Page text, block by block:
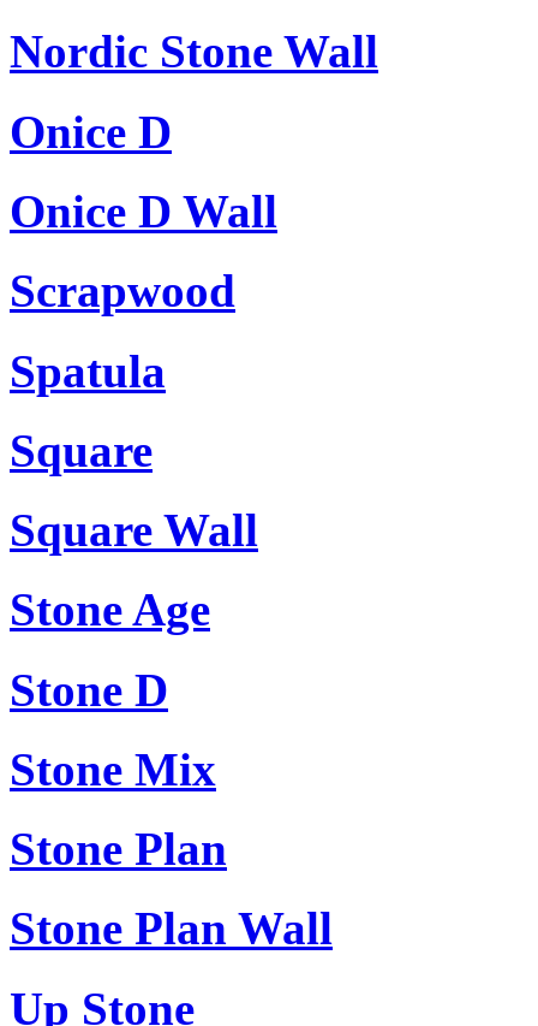
Nordic Stone Wall
Onice D
Onice D Wall
Scrapwood
Spatula
Square
Square Wall
Stone Age
Stone D
Stone Mix
Stone Plan
Stone Plan Wall
Up Stone